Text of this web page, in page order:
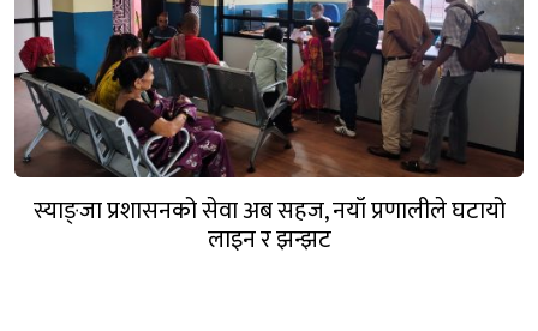
स्याङ्जा प्रशासनको सेवा अब सहज, नयाँ प्रणालीले घटायो
लाइन र झन्झट